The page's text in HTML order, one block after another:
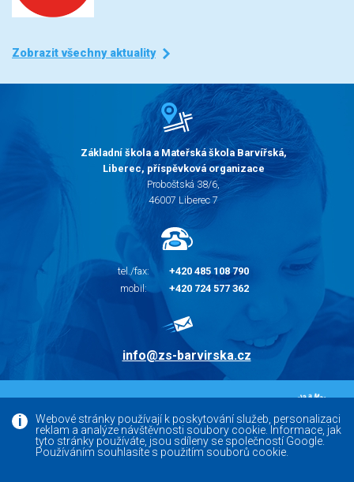
Webové stránky používají k poskytování služeb, personalizaci
reklam a analýze návštěvnosti soubory cookie. Informace, jak
tyto stránky používáte, jsou sdíleny se společností Google.
Používáním souhlasíte s použitím souborů cookie.
Zobrazit všechny aktuality
Základní škola a Mateřská škola Barvířská,
Liberec, příspěvková organizace
Proboštská 38/6,
46007 Liberec 7
tel./fax:
+420 485 108 790
mobil:
+420 724 577 362
info@zs-barvirska.cz
Facebook